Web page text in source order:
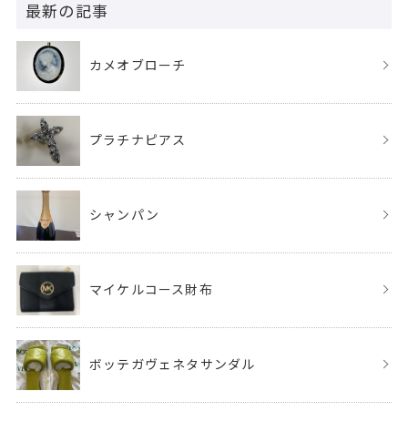
最新の記事
カメオブローチ
プラチナピアス
シャンパン
マイケルコース財布
ボッテガヴェネタサンダル